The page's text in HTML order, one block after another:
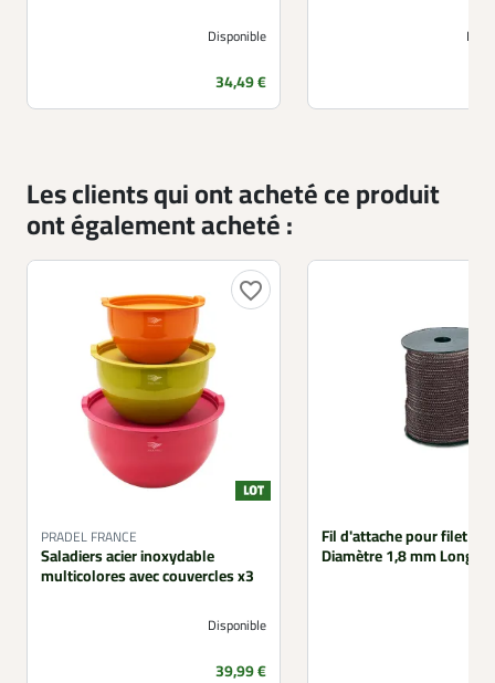
Disponible
Prix
34,49 €
Non
Les clients qui ont acheté ce produit
ont également acheté :
favorite_border
PRADEL FRANCE
Saladiers acier inoxydable
multicolores avec couvercles x3
Disponible
Prix
39,99 €
Fil d'attache pour filet de
Diamètre 1,8 mm Long.